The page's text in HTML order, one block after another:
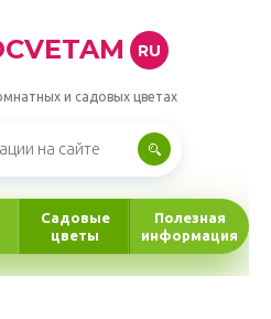
RU
и садовых цветах
Садовые
цветы
Полезная
информация